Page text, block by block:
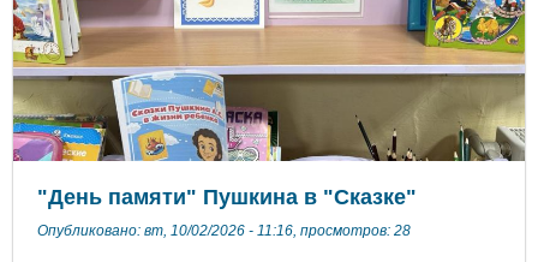
"День памяти" Пушкина в "Сказке"
Опубликовано: вт, 10/02/2026 - 11:16, просмотров: 28